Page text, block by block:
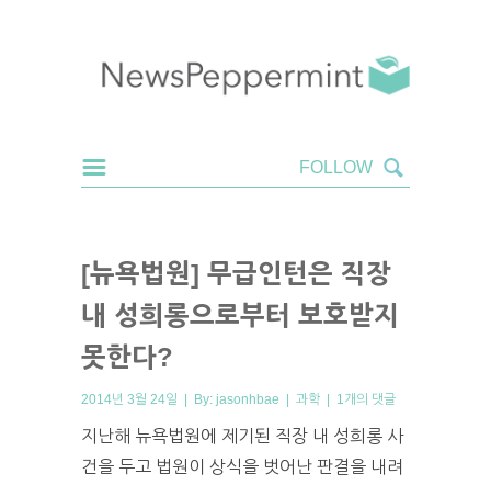
[뉴욕법원] 무급인턴은 직장
내 성희롱으로부터 보호받지
못한다?
2014년 3월 24일 | By: jasonhbae | 과학 | 1개의 댓글
지난해 뉴욕법원에 제기된 직장 내 성희롱 사
건을 두고 법원이 상식을 벗어난 판결을 내려